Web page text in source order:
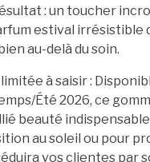
: un toucher
estival irrésistible
au-delà du soin.
à saisir:
Été 2026, ce
beauté
au soleil ou pour
vos clientes par